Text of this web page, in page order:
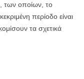
των οποίων, το
περίοδο είναι
τα σχετικά